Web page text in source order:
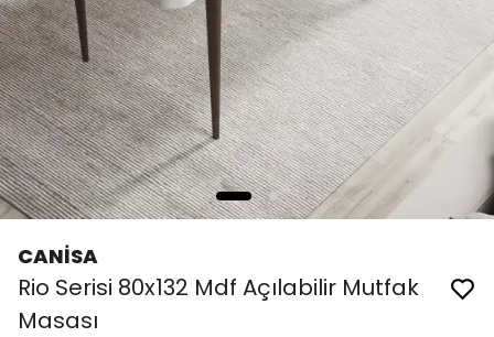
CANİSA
Rio Serisi 80x132 Mdf Açılabilir Mutfak
Masası